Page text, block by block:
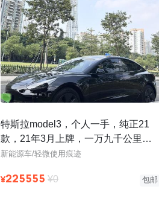
特斯拉model3，个人一手，纯正21
款，21年3月上牌，一万九千公里，
3D1机器，原版原漆，无改装
新能源车/轻微使用痕迹
¥225555 ¥0 包邮